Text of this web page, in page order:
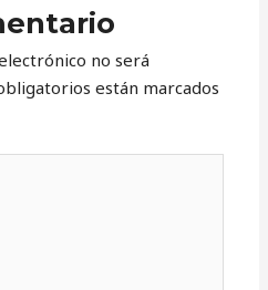
no será
están marcados